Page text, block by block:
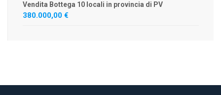
Vendita Bottega 10 locali in provincia di PV
380.000,00 €